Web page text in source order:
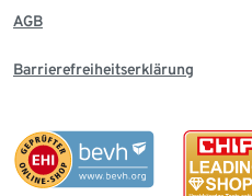
AGB
Barrierefreiheitserklärung